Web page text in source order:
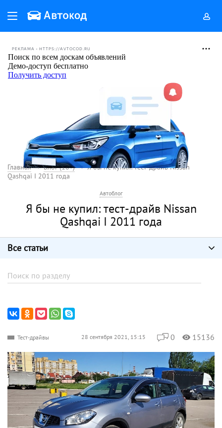
РЕКЛАМА • HTTPS://AVTOCOD.RU
Главная Блог (18+)
Я бы не купил: тест-драйв Nissan
Qashqai I 2011 года
Автоблог
Я бы не купил: тест-драйв Nissan
Qashqai I 2011 года
Все статьи
Тест-драйвы 28 сентября 2021, 15:15 0 15136